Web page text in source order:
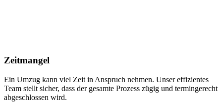
Zeitmangel
Ein Umzug kann viel Zeit in Anspruch nehmen. Unser effizientes
Team stellt sicher, dass der gesamte Prozess zügig und termingerecht
abgeschlossen wird.